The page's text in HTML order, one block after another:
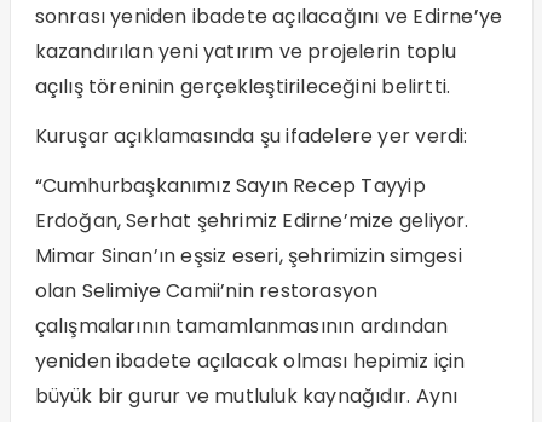
sonrası yeniden ibadete açılacağını ve Edirne’ye
kazandırılan yeni yatırım ve projelerin toplu
açılış töreninin gerçekleştirileceğini belirtti.
Kuruşar açıklamasında şu ifadelere yer verdi:
“Cumhurbaşkanımız Sayın Recep Tayyip
Erdoğan, Serhat şehrimiz Edirne’mize geliyor.
Mimar Sinan’ın eşsiz eseri, şehrimizin simgesi
olan Selimiye Camii’nin restorasyon
çalışmalarının tamamlanmasının ardından
yeniden ibadete açılacak olması hepimiz için
büyük bir gurur ve mutluluk kaynağıdır. Aynı